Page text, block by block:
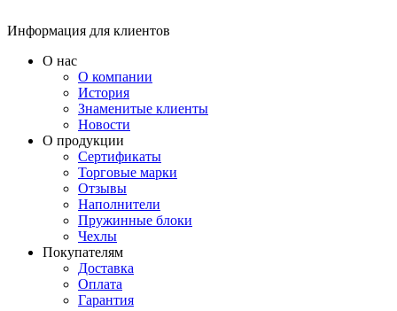
Информация для клиентов
О нас
О компании
История
Знаменитые клиенты
Новости
О продукции
Сертификаты
Торговые марки
Отзывы
Наполнители
Пружинные блоки
Чехлы
Покупателям
Доставка
Оплата
Гарантия